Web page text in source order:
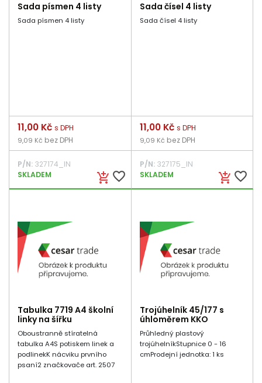
Sada písmen 4 listy
Sada písmen 4 listy
add_shopping_cart favorite_border
Cena
11,00 Kč s DPH
9,09 Kč bez DPH
P/N: 327174_IN
SKLADEM
Sada čísel 4 listy
Sada čísel 4 listy
add_shopping_cart favorite_border
Cena
11,00 Kč s DPH
9,09 Kč bez DPH
P/N:327175_IN
SKLADEM
Tabulka 7719 A4 školní
linky na šířku
Oboustranně stíratelná
tabulka A4S potiskem linek a
podlinekK nácviku prvního
psaní2 značkovače art. 2507
Trojúhelník 45/177 s
úhloměrem KKO
Průhledný plastový
trojúhelníkStupnice 0 - 16
cmProdejní jednotka: 1 ks